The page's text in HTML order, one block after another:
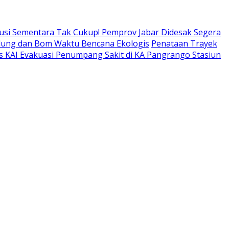
Sementara Tak Cukup! Pemprov Jabar Didesak Segera
dan Bom Waktu Bencana Ekologis Penataan Trayek
Evakuasi Penumpang Sakit di KA Pangrango Stasiun